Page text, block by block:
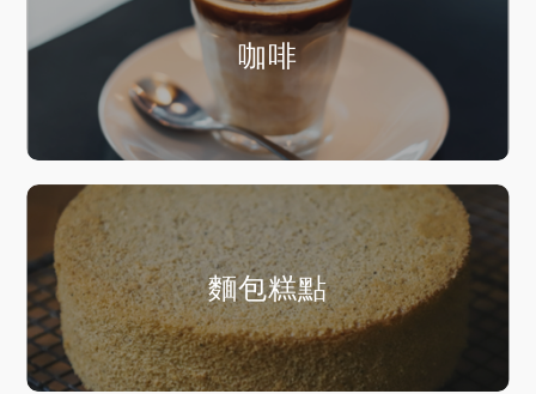
咖啡
麵包糕點